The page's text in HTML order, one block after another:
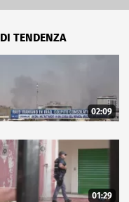
DI TENDENZA
02:09
01:29